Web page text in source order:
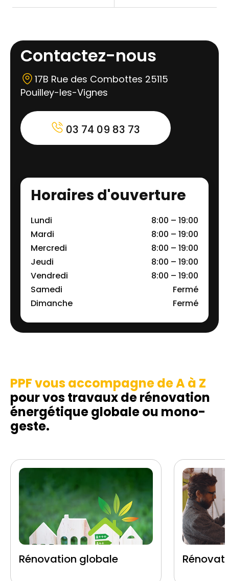
Contactez-nous
17B Rue des Combottes 25115
Pouilley-les-Vignes
03 74 09 83 73
Horaires d'ouverture
Lundi
8:00 – 19:00
Mardi
8:00 – 19:00
Mercredi
8:00 – 19:00
Jeudi
8:00 – 19:00
Vendredi
8:00 – 19:00
Samedi
Fermé
Dimanche
Fermé
PPF vous accompagne de A à Z
pour vos travaux de rénovation
énergétique globale ou mono-
geste.
Rénovation globale